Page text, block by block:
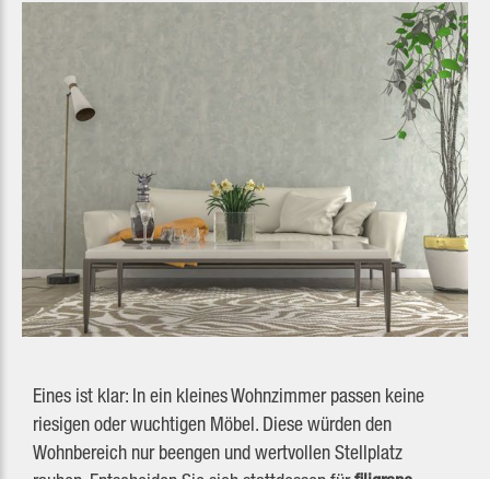
Eines ist klar: In ein kleines Wohnzimmer passen keine
riesigen oder wuchtigen Möbel. Diese würden den
Wohnbereich nur beengen und wertvollen Stellplatz